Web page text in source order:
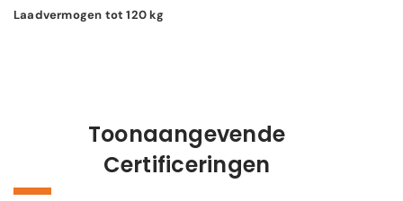
Laadvermogen tot 120 kg
Toonaangevende
Certificeringen